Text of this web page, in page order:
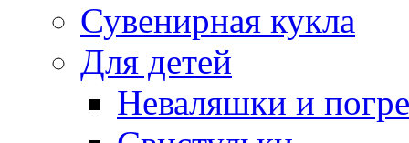
Сувенирная кукла
Для детей
Неваляшки и